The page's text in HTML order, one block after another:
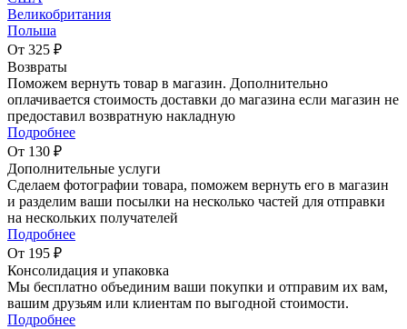
Великобритания
Польша
От 325 ₽
Возвраты
Поможем вернуть товар в магазин. Дополнительно
оплачивается стоимость доставки до магазина если магазин не
предоставил возвратную накладную
Подробнее
От 130 ₽
Дополнительные услуги
Сделаем фотографии товара, поможем вернуть его в магазин
и разделим ваши посылки на несколько частей для отправки
на нескольких получателей
Подробнее
От 195 ₽
Консолидация и упаковка
Мы бесплатно объединим ваши покупки и отправим их вам,
вашим друзьям или клиентам по выгодной стоимости.
Подробнее